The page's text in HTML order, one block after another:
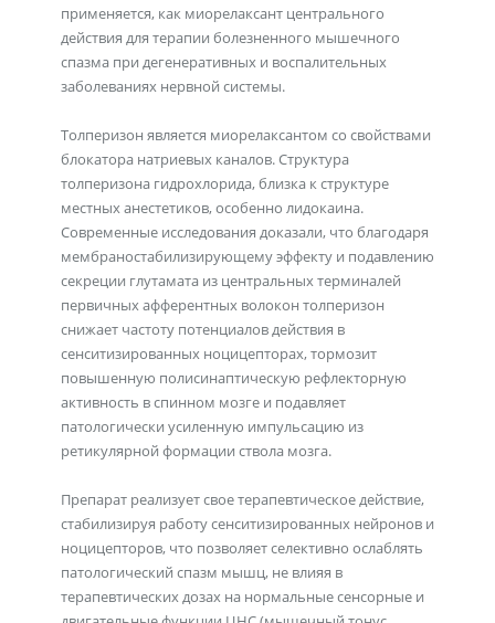
применяется, как миорелаксант центрального
действия для терапии болезненного мышечного
спазма при дегенеративных и воспалительных
заболеваниях нервной системы.
Толперизон является миорелаксантом со свойствами
блокатора натриевых каналов. Структура
толперизона гидрохлорида, близка к структуре
местных анестетиков, особенно лидокаина.
Современные исследования доказали, что благодаря
мембраностабилизирующему эффекту и подавлению
секреции глутамата из центральных терминалей
первичных афферентных волокон толперизон
снижает частоту потенциалов действия в
сенситизированных ноцицепторах, тормозит
повышенную полисинаптическую рефлекторную
активность в спинном мозге и подавляет
патологически усиленную импульсацию из
ретикулярной формации ствола мозга.
Препарат реализует свое терапевтическое действие,
стабилизируя работу сенситизированных нейронов и
ноцицепторов, что позволяет селективно ослаблять
патологический спазм мышц, не влияя в
терапевтических дозах на нормальные сенсорные и